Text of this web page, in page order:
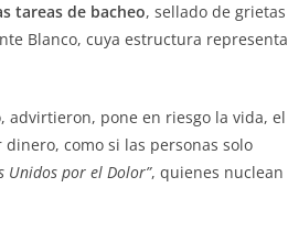
tareas de bacheo, sellado de grietas
Blanco, cuya estructura representa
advirtieron, pone en riesgo la vida, el
como si las personas solo
Unidos por el Dolor”, quienes nuclean